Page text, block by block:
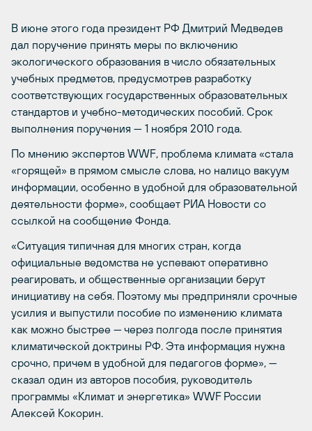
В июне этого года президент РФ Дмитрий Медведев
дал поручение принять меры по включению
экологического образования в число обязательных
учебных предметов, предусмотрев разработку
соответствующих государственных образовательных
стандартов и учебно-методических пособий. Срок
выполнения поручения — 1 ноября 2010 года.
По мнению экспертов WWF, проблема климата «стала
«горящей» в прямом смысле слова, но налицо вакуум
информации, особенно в удобной для образовательной
деятельности форме», сообщает РИА Новости со
ссылкой на сообщение Фонда.
«Ситуация типичная для многих стран, когда
официальные ведомства не успевают оперативно
реагировать, и общественные организации берут
инициативу на себя. Поэтому мы предприняли срочные
усилия и выпустили пособие по изменению климата
как можно быстрее — через полгода после принятия
климатической доктрины РФ. Эта информация нужна
срочно, причем в удобной для педагогов форме», —
сказал один из авторов пособия, руководитель
программы «Климат и энергетика» WWF России
Алексей Кокорин.